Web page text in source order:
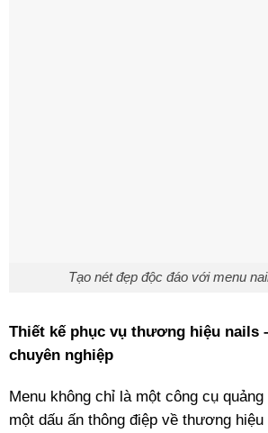
Tạo nét đẹp độc đáo với menu
Thiết kế phục vụ thương hiệu nails
chuyên nghiệp
Menu không chỉ là một công cụ
một dấu ấn thông điệp về thương